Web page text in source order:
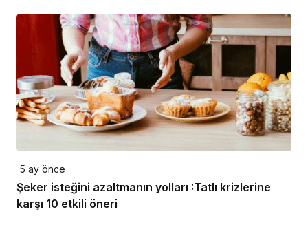
5 ay önce
Şeker isteğini azaltmanın yolları :Tatlı krizlerine
karşı 10 etkili öneri